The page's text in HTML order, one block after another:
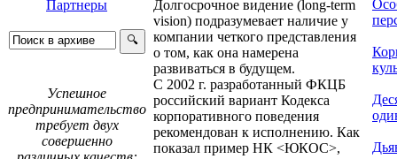
Партнеры
Успешное
предпринимательство
требует двух
совершенно
Долгосрочное видение (long-term
vision) подразумевает наличие у
компании четкого представления
о том, как она намерена
развиваться в будущем.
С 2002 г. разработанный ФКЦБ
российский вариант Кодекса
корпоративного поведения
рекомендован к исполнению. Как
показал пример НК <ЮКОС>,